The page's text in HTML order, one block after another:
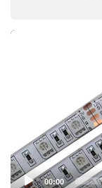
Video
00:00